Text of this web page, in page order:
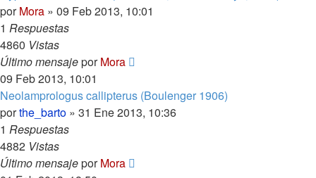
porMora » 09 Feb 2013, 10:01
1 Respuestas
4860 Vistas
Último mensajeporMora
09 Feb 2013, 10:01
Neolamprologus callipterus (Boulenger 1906)
porthe_barto » 31 Ene 2013, 10:36
1 Respuestas
4882 Vistas
Último mensajeporMora